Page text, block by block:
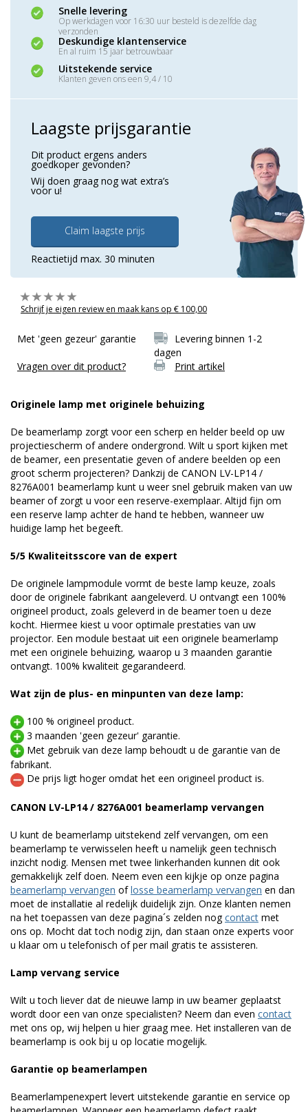
Snelle levering
Op werkdagen voor 16:30 uur besteld is dezelfde dag
verzonden
Deskundige klantenservice
En al ruim 15 jaar betrouwbaar
Uitstekende service
Klanten geven ons een 9,4 / 10
Laagste prijsgarantie
Dit product ergens anders
goedkoper gevonden?
Wij doen graag nog wat extra’s
voor u!
Claim laagste prijs
Reactietijd max. 30 minuten
Schrijf je eigen review en maak kans op € 100,00
Met 'geen gezeur' garantie
Levering binnen 1-2
dagen
Vragen over dit product?
Print artikel
Originele lamp met originele behuizing
De beamerlamp zorgt voor een scherp en helder beeld op uw
projectiescherm of andere ondergrond. Wilt u sport kijken met
de beamer, een presentatie geven of andere beelden op een
groot scherm projecteren? Dankzij de CANON LV-LP14 /
8276A001 beamerlamp kunt u weer snel gebruik maken van uw
beamer of zorgt u voor een reserve-exemplaar. Altijd fijn om
een reserve lamp achter de hand te hebben, wanneer uw
huidige lamp het begeeft.
5/5 Kwaliteitsscore van de expert
De originele lampmodule vormt de beste lamp keuze, zoals
door de originele fabrikant aangeleverd. U ontvangt een 100%
origineel product, zoals geleverd in de beamer toen u deze
kocht. Hiermee kiest u voor optimale prestaties van uw
projector. Een module bestaat uit een originele beamerlamp
met een originele behuizing, waarop u 3 maanden garantie
ontvangt. 100% kwaliteit gegarandeerd.
Wat zijn de plus- en minpunten van deze lamp:
100 % origineel product.
3 maanden 'geen gezeur' garantie.
Met gebruik van deze lamp behoudt u de garantie van de
fabrikant.
De prijs ligt hoger omdat het een origineel product is.
CANON LV-LP14 / 8276A001 beamerlamp vervangen
U kunt de beamerlamp uitstekend zelf vervangen, om een
beamerlamp te verwisselen heeft u namelijk geen technisch
inzicht nodig. Mensen met twee linkerhanden kunnen dit ook
gemakkelijk zelf doen. Neem even een kijkje op onze pagina
beamerlamp vervangen oflosse beamerlamp vervangen en dan
moet de installatie al redelijk duidelijk zijn. Onze klanten nemen
na het toepassen van deze pagina´s zelden nogcontact met
ons op. Mocht dat toch nodig zijn, dan staan onze experts voor
u klaar om u telefonisch of per mail gratis te assisteren.
Lamp vervang service
Wilt u toch liever dat de nieuwe lamp in uw beamer geplaatst
wordt door een van onze specialisten? Neem dan even contact
met ons op, wij helpen u hier graag mee. Het installeren van de
beamerlamp is ook bij u op locatie mogelijk.
Garantie op beamerlampen
Beamerlampenexpert levert uitstekende garantie en service op